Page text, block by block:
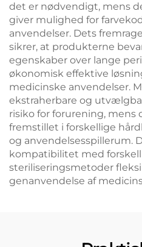
det er nødvendigt, mens
giver mulighed for
anvendelser. Dets
sikrer, at produkterne
egenskaber over lange
økonomisk effektive
medicinske anvendelser.
ekstraherbare og
risiko for forurening, mens
fremstillet i forskellige
og anvendelsesspillerum.
kompatibilitet med
steriliseringsmetoder
genanvendelse af